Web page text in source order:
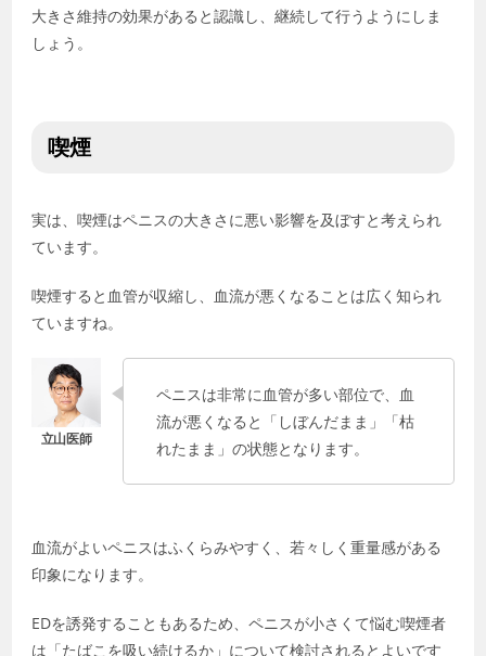
大きさ維持の効果があると認識し、継続して行うようにしま
しょう。
喫煙
実は、喫煙はペニスの大きさに悪い影響を及ぼすと考えられ
ています。
喫煙すると血管が収縮し、血流が悪くなることは広く知られ
ていますね。
ペニスは非常に血管が多い部位で、血
流が悪くなると「しぼんだまま」「枯
れたまま」の状態となります。
血流がよいペニスはふくらみやすく、若々しく重量感がある
印象になります。
EDを誘発することもあるため、ペニスが小さくて悩む喫煙者
は「たばこを吸い続けるか」について検討されるとよいです